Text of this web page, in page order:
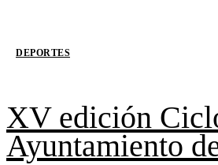
DEPORTES
XV edición
Ayuntamiento